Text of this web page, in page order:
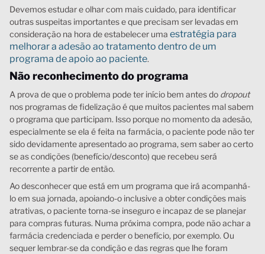
Devemos estudar e olhar com mais cuidado, para identificar
outras suspeitas importantes e que precisam ser levadas em
consideração na hora de estabelecer uma estratégia para
melhorar a adesão ao tratamento dentro de um
programa de apoio ao paciente.
Não reconhecimento do programa
A prova de que o problema pode ter início bem antes do dropout
nos programas de fidelização é que muitos pacientes mal sabem
o programa que participam. Isso porque no momento da adesão,
especialmente se ela é feita na farmácia, o paciente pode não ter
sido devidamente apresentado ao programa, sem saber ao certo
se as condições (benefício/desconto) que recebeu será
recorrente a partir de então.
Ao desconhecer que está em um programa que irá acompanhá-
lo em sua jornada, apoiando-o inclusive a obter condições mais
atrativas, o paciente torna-se inseguro e incapaz de se planejar
para compras futuras. Numa próxima compra, pode não achar a
farmácia credenciada e perder o benefício, por exemplo. Ou
sequer lembrar-se da condição e das regras que lhe foram